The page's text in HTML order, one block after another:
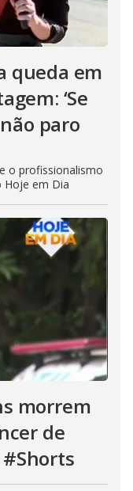
queda em
‘Se
paro
o profissionalismo
em Dia
morrem
de